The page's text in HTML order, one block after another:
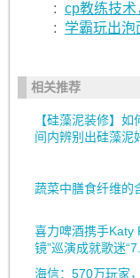
: cp教练技
:
学霸玩出
相关推荐
【硅藻泥装修】如
间内辨别出硅藻泥
蔬菜中膳食纤维的
喜力啤酒携手Katy
镜”巡演成就歌迷“7...
海信：570万玩家